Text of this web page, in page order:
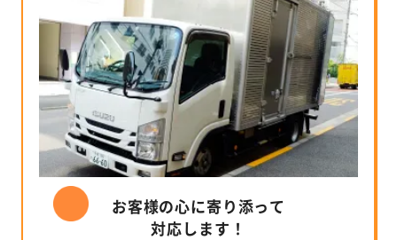
お客様の心に寄り添って
対応します！